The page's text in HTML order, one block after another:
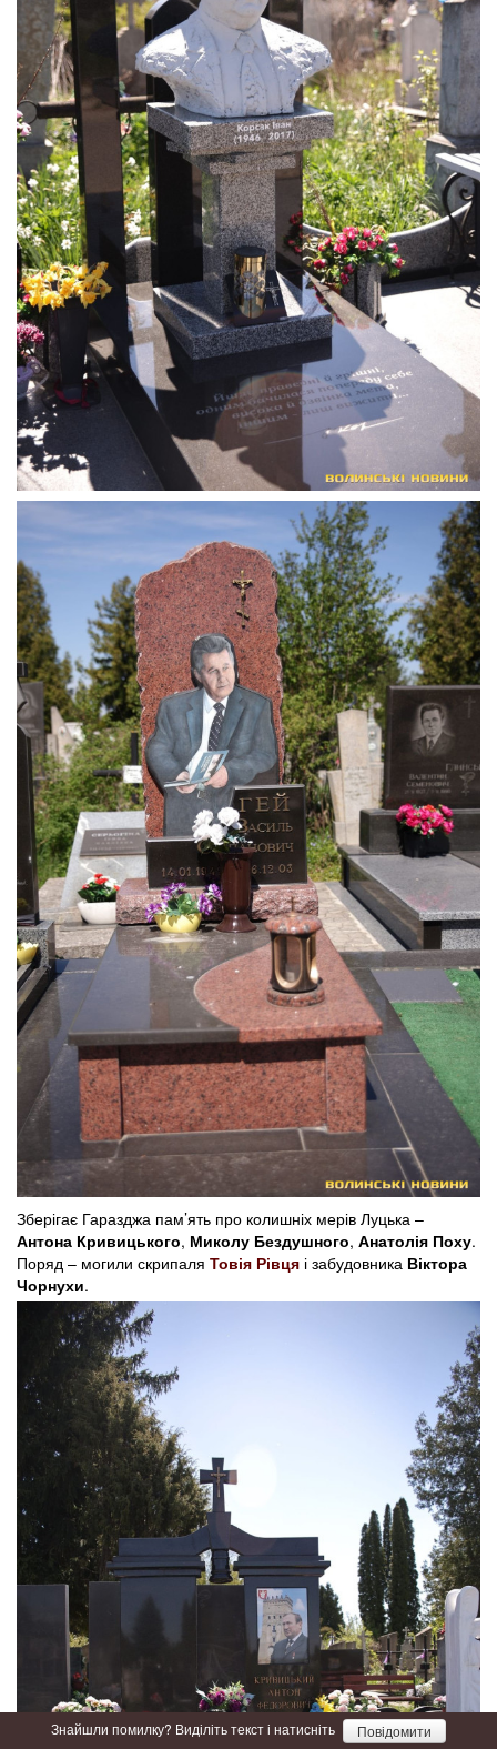
Зберігає Гаразджа пам’ять про колишніх мерів Луцька –
Антона Кривицького, Миколу Бездушного, Анатолія Поху.
Поряд – могили скрипаля Товія Рівця і забудовника Віктора
Чорнухи.
Знайшли помилку? Виділіть текст і натисніть Повідомити